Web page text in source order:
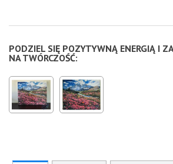
PODZIEL SIĘ POZYTYWNĄ ENERGIĄ I
NA TWÓRCZOŚĆ: